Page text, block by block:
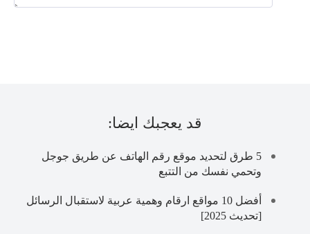
قد يعجبك ايضا:
5 طرق لتحديد موقع رقم الهاتف عن طريق جوجل
وتحمي نفسك من التتبع
أفضل 10 مواقع ارقام وهمية عربية لاستقبال الرسائل
[تحديث 2025]